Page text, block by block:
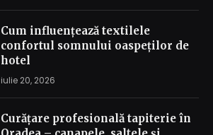
Cum influențează textilele
confortul somnului oaspeților de
hotel
iulie 20, 2026
Curățare profesională tapiterie în